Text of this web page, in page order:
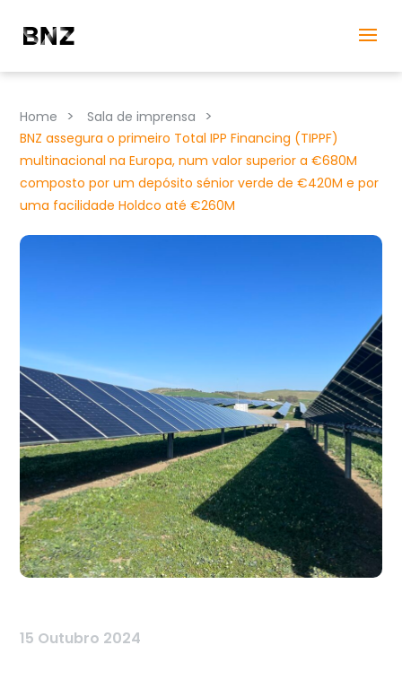
Home > Sala de imprensa >
BNZ assegura o primeiro Total IPP Financing (TIPPF)
multinacional na Europa, num valor superior a €680M
composto por um depósito sénior verde de €420M e por
uma facilidade Holdco até €260M
15 Outubro 2024